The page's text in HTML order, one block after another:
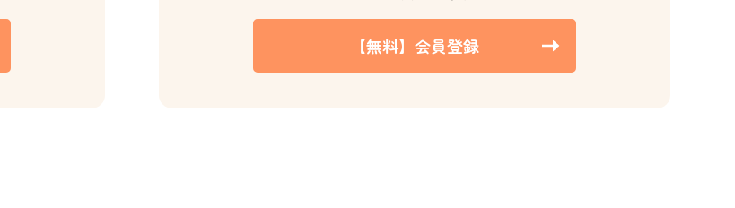
【無料】会員登録